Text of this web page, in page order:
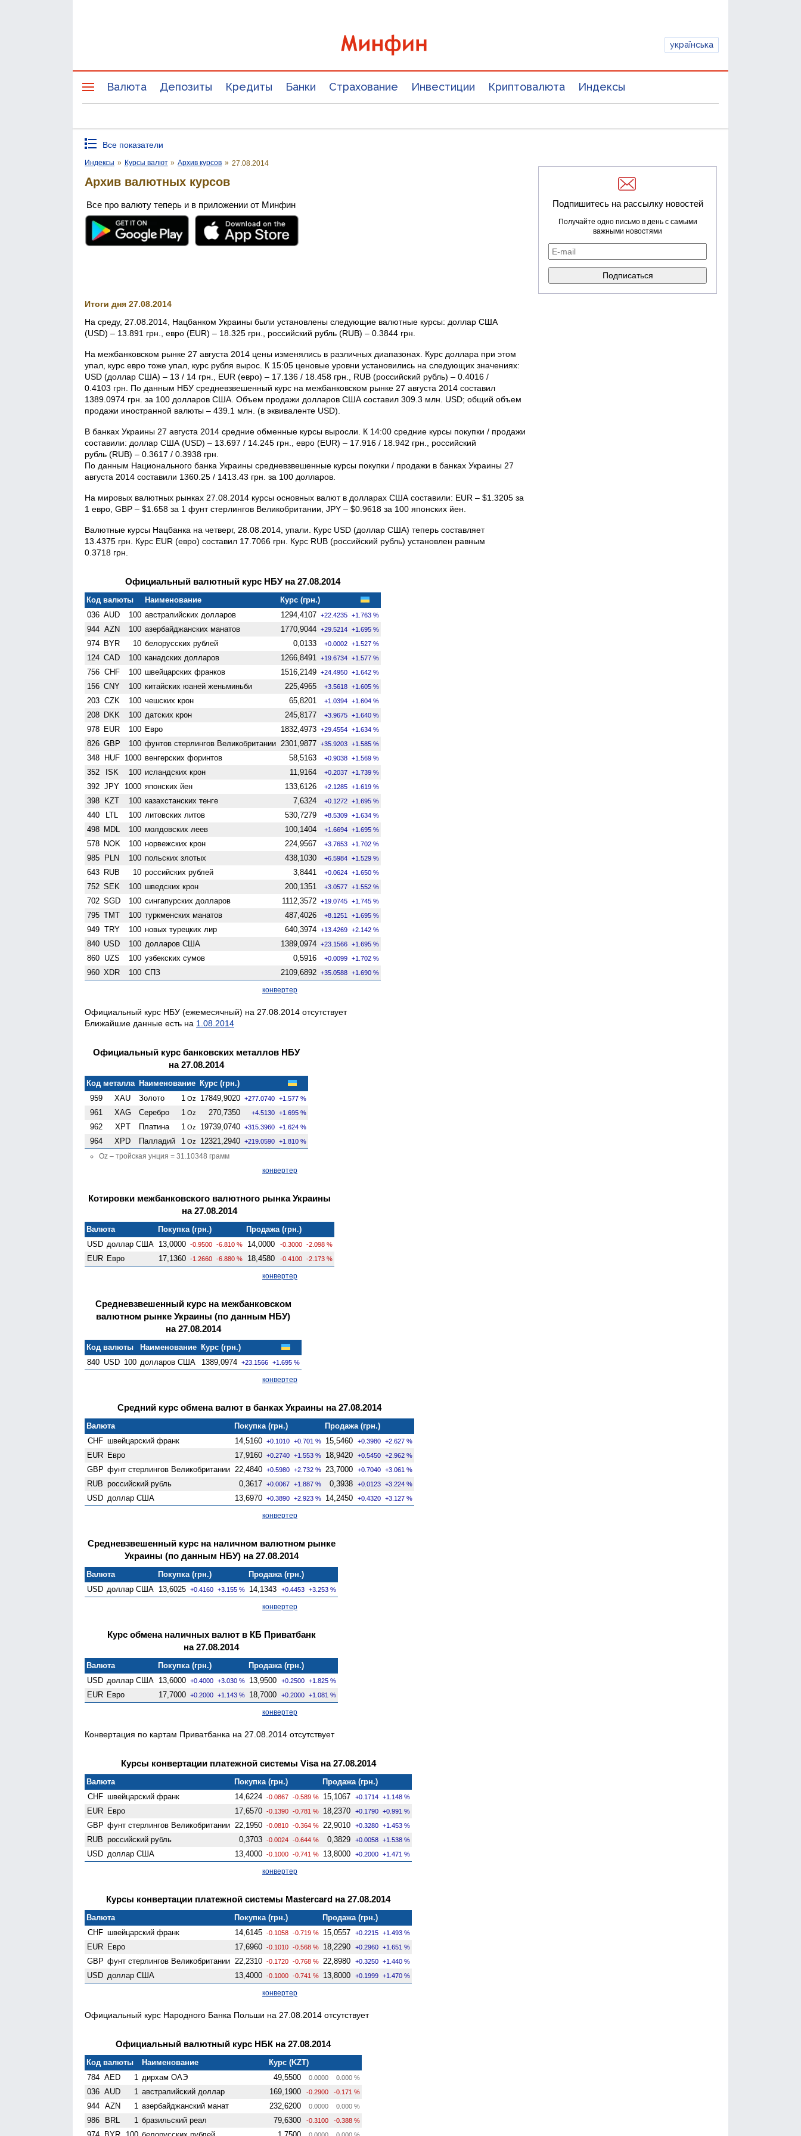
українська
Валюта Депозиты Кредиты Банки Страхование Инвестиции Криптовалюта Индексы
Все показатели
Индексы » Курсы валют » Архив курсов » 27.08.2014
Архив валютных курсов
Все про валюту теперь и в приложении от Минфин
Итоги дня 27.08.2014
На среду, 27.08.2014, Нацбанком Украины были установлены следующие валютные курсы: доллар США
(USD) – 13.891 грн., евро (EUR) – 18.325 грн., российский рубль (RUB) – 0.3844 грн.
На межбанковском рынке 27 августа 2014 цены изменялись в различных диапазонах. Курс доллара при этом
упал, курс евро тоже упал, курс рубля вырос. К 15:05 ценовые уровни установились на следующих значениях:
USD (доллар США) – 13 / 14 грн., EUR (евро) – 17.136 / 18.458 грн., RUB (российский рубль) – 0.4016 /
0.4103 грн. По данным НБУ средневзвешенный курс на межбанковском рынке 27 августа 2014 составил
1389.0974 грн. за 100 долларов США. Объем продажи долларов США составил 309.3 млн. USD; общий объем
продажи иностранной валюты – 439.1 млн. (в эквиваленте USD).
В банках Украины 27 августа 2014 средние обменные курсы выросли. К 14:00 средние курсы покупки / продажи
составили: доллар США (USD) – 13.697 / 14.245 грн., евро (EUR) – 17.916 / 18.942 грн., российский
рубль (RUB) – 0.3617 / 0.3938 грн.
По данным Национального банка Украины средневзвешенные курсы покупки / продажи в банках Украины 27
августа 2014 составили 1360.25 / 1413.43 грн. за 100 долларов.
На мировых валютных рынках 27.08.2014 курсы основных валют в долларах США составили: EUR – $1.3205 за
1 евро, GBP – $1.658 за 1 фунт стерлингов Великобритании, JPY – $0.9618 за 100 японских йен.
Валютные курсы Нацбанка на четверг, 28.08.2014, упали. Курс USD (доллар США) теперь составляет
13.4375 грн. Курс EUR (евро) составил 17.7066 грн. Курс RUB (российский рубль) установлен равным
0.3718 грн.
Официальный валютный курс НБУ на 27.08.2014
Код валюты Наименование
Курс (грн.)
036 AUD 100 австралийских долларов 1294,4107 +22.4235 +1.763 %
944 AZN 100 азербайджанских манатов 1770,9044 +29.5214 +1.695 %
974 BYR 10 белорусских рублей 0,0133 +0.0002 +1.527 %
124 CAD 100 канадских долларов 1266,8491 +19.6734 +1.577 %
756 CHF 100 швейцарских франков 1516,2149 +24.4950 +1.642 %
156 CNY 100 китайских юаней женьминьби 225,4965 +3.5618 +1.605 %
203 CZK 100 чешских крон 65,8201 +1.0394 +1.604 %
208 DKK 100 датских крон 245,8177 +3.9675 +1.640 %
978 EUR 100 Евро 1832,4973 +29.4554 +1.634 %
826 GBP 100 фунтов стерлингов Велико­британии 2301,9877 +35.9203 +1.585 %
348 HUF 1000 венгерских форинтов 58,5163 +0.9038 +1.569 %
352 ISK 100 исландских крон 11,9164 +0.2037 +1.739 %
392 JPY 1000 японских йен 133,6126 +2.1285 +1.619 %
398 KZT 100 казахстанских тенге 7,6324 +0.1272 +1.695 %
440 LTL 100 литовских литов 530,7279 +8.5309 +1.634 %
498 MDL 100 молдовских леев 100,1404 +1.6694 +1.695 %
578 NOK 100 норвежских крон 224,9567 +3.7653 +1.702 %
985 PLN 100 польских злотых 438,1030 +6.5984 +1.529 %
643 RUB 10 российских рублей 3,8441 +0.0624 +1.650 %
752 SEK 100 шведских крон 200,1351 +3.0577 +1.552 %
702 SGD 100 сингапурских долларов 1112,3572 +19.0745 +1.745 %
795 TMT 100 туркменских манатов 487,4026 +8.1251 +1.695 %
949 TRY 100 новых турецких лир 640,3974 +13.4269 +2.142 %
840 USD 100 долларов США 1389,0974 +23.1566 +1.695 %
860 UZS 100 узбекских сумов 0,5916 +0.0099 +1.702 %
960 XDR 100 СПЗ 2109,6892 +35.0588 +1.690 %
конвертер
Официальный курс НБУ (ежемесячный) на 27.08.2014 отсутствует
Ближайшие данные есть на 1.08.2014
Официальный курс банковских металлов НБУ
на 27.08.2014
Код металла Наименование Курс (грн.)
959
XAU Золото 1 Oz 17849,9020 +277.0740 +1.577 %
961 XAG Серебро 1 Oz 270,7350 +4.5130 +1.695 %
962 XPT Платина 1 Oz 19739,0740 +315.3960 +1.624 %
964 XPD Палладий 1 Oz 12321,2940 +219.0590 +1.810 %
Oz – тройская унция = 31.10348 грамм
конвертер
Котировки межбанковского валютного рынка Украины
на 27.08.2014
Валюта Покупка (грн.)
Продажа (грн.)
USD доллар США 13,0000 -0.9500 -6.810 % 14,0000 -0.3000 -2.098 %
EUR Евро 17,1360 -1.2660 -6.880 % 18,4580 -0.4100 -2.173 %
конвертер
Средневзвешенный курс на межбанковском
валютном рынке Украины (по данным НБУ)
на 27.08.2014
Код валюты Наименование Курс (грн.)
840 USD 100 долларов США 1389,0974 +23.1566 +1.695 %
конвертер
Средний курс обмена валют в банках Украины на 27.08.2014
Валюта Покупка (грн.)
Продажа (грн.)
CHF швейцарский франк 14,5160 +0.1010 +0.701 % 15,5460 +0.3980 +2.627 %
EUR Евро 17,9160 +0.2740 +1.553 % 18,9420 +0.5450 +2.962 %
GBP фунт стерлингов Велико­британии 22,4840 +0.5980 +2.732 % 23,7000 +0.7040 +3.061 %
RUB российский рубль 0,3617 +0.0067 +1.887 % 0,3938 +0.0123 +3.224 %
USD доллар США 13,6970 +0.3890 +2.923 % 14,2450 +0.4320 +3.127 %
конвертер
Средневзвешенный курс на наличном валютном рынке
Украины (по данным НБУ) на 27.08.2014
Валюта Покупка (грн.)
Продажа (грн.)
USD доллар США 13,6025 +0.4160 +3.155 % 14,1343 +0.4453 +3.253 %
конвертер
Курс обмена наличных валют в КБ Приватбанк
на 27.08.2014
Валюта Покупка (грн.)
Продажа (грн.)
USD доллар США 13,6000 +0.4000 +3.030 % 13,9500 +0.2500 +1.825 %
EUR Евро 17,7000 +0.2000 +1.143 % 18,7000 +0.2000 +1.081 %
конвертер
Конвертация по картам Приватбанка на 27.08.2014 отсутствует
Курсы конвертации платежной системы Visa на 27.08.2014
Валюта Покупка (грн.)
Продажа (грн.)
CHF швейцарский франк 14,6224 -0.0867 -0.589 % 15,1067 +0.1714 +1.148 %
EUR Евро 17,6570 -0.1390 -0.781 % 18,2370 +0.1790 +0.991 %
GBP фунт стерлингов Велико­британии 22,1950 -0.0810 -0.364 % 22,9010 +0.3280 +1.453 %
RUB российский рубль 0,3703 -0.0024 -0.644 % 0,3829 +0.0058 +1.538 %
USD доллар США 13,4000 -0.1000 -0.741 % 13,8000 +0.2000 +1.471 %
конвертер
Курсы конвертации платежной системы Mastercard на 27.08.2014
Валюта Покупка (грн.)
Продажа (грн.)
CHF швейцарский франк 14,6145 -0.1058 -0.719 % 15,0557 +0.2215 +1.493 %
EUR Евро 17,6960 -0.1010 -0.568 % 18,2290 +0.2960 +1.651 %
GBP фунт стерлингов Велико­британии 22,2310 -0.1720 -0.768 % 22,8980 +0.3250 +1.440 %
USD доллар США 13,4000 -0.1000 -0.741 % 13,8000 +0.1999 +1.470 %
конвертер
Официальный курс Народного Банка Польши на 27.08.2014 отсутствует
Официальный валютный курс НБК на 27.08.2014
Код валюты Наименование
Курс (KZT)
784 AED 1 дирхам ОАЭ 49,5500 0.0000 0.000 %
036 AUD 1 австралийский доллар 169,1900 -0.2900 -0.171 %
944 AZN 1 азербайджанский манат 232,6200 0.0000 0.000 %
986 BRL 1 бразильский реал 79,6300 -0.3100 -0.388 %
0.0000 0.000 %
Подпишитесь на рассылку новостей
Получайте одно письмо в день с самыми
важными новостями